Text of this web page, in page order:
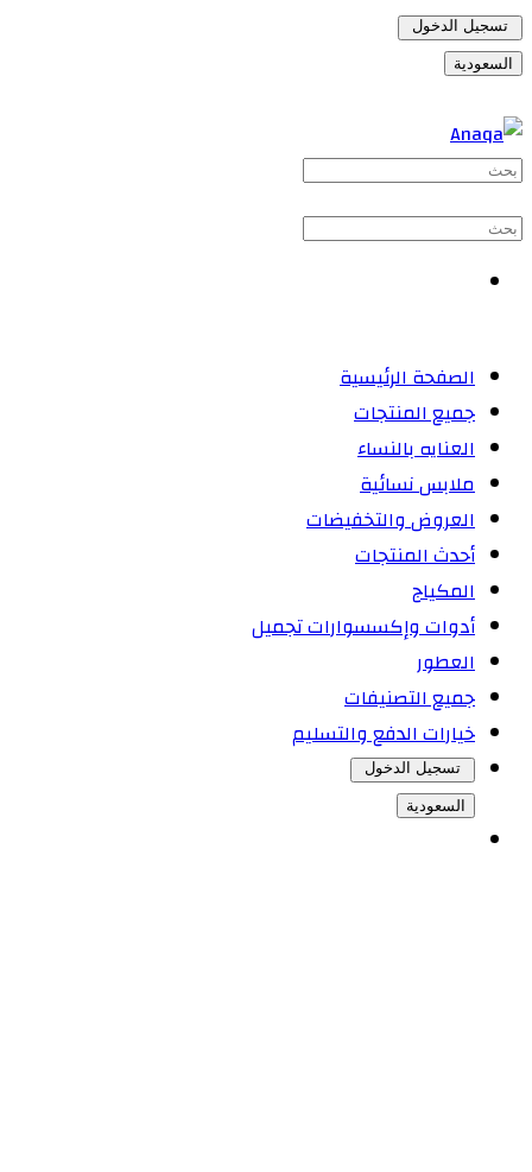
تسجيل الدخول
السعودية
الصفحة الرئيسية
جميع المنتجات
العنايه بالنساء
ملابس نسائية
العروض والتخفيضات
أحدث المنتجات
المكياج
أدوات وإكسسوارات تجميل
العطور
جميع التصنيفات
خيارات الدفع والتسليم
تسجيل الدخول
السعودية